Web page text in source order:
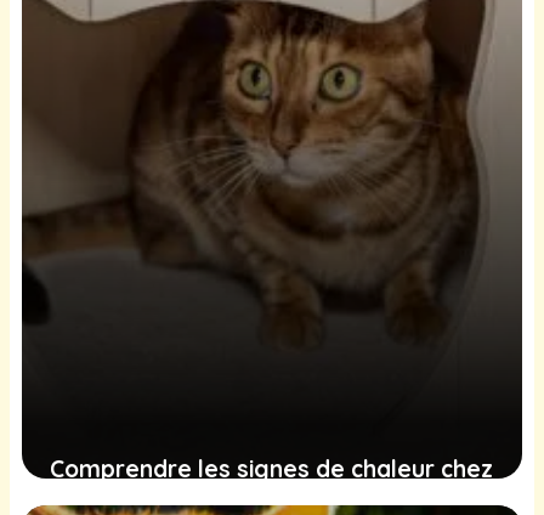
21 décembre 2024
Comprendre les signes de chaleur chez
votre chatte et les meilleures